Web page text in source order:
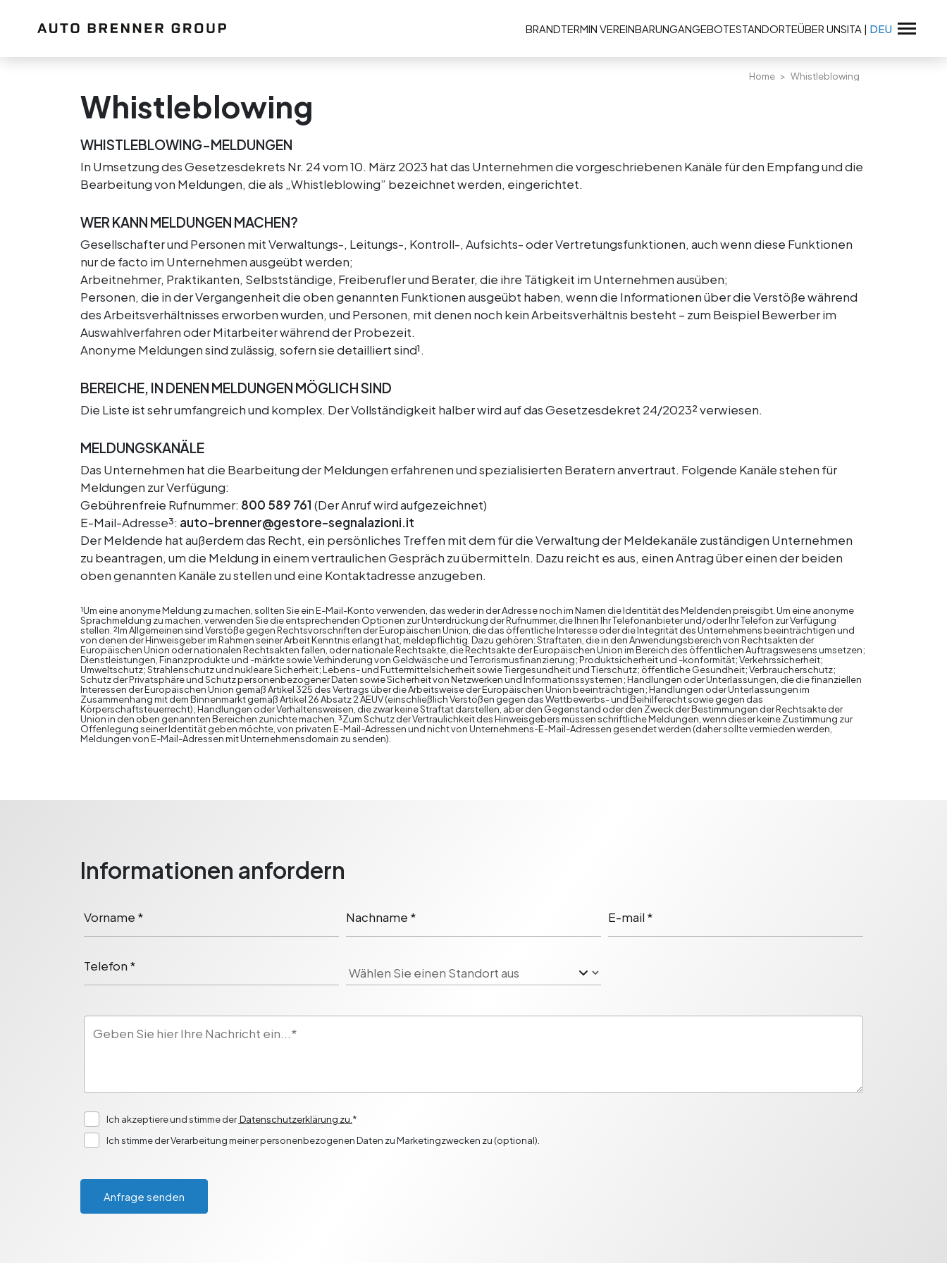
BRANDTERMIN VEREINBARUNGANGEBOTESTANDORTEÜBER UNSITA | DEU
Home Whistleblowing
Whistleblowing
WHISTLEBLOWING-MELDUNGEN
In Umsetzung des Gesetzesdekrets Nr. 24 vom 10. März 2023 hat das Unternehmen die vorgeschriebenen Kanäle für den Empfang und die
Bearbeitung von Meldungen, die als „Whistleblowing” bezeichnet werden, eingerichtet.
WER KANN MELDUNGEN MACHEN?
Gesellschafter und Personen mit Verwaltungs-, Leitungs-, Kontroll-, Aufsichts- oder Vertretungsfunktionen, auch wenn diese Funktionen
nur de facto im Unternehmen ausgeübt werden;
Arbeitnehmer, Praktikanten, Selbstständige, Freiberufler und Berater, die ihre Tätigkeit im Unternehmen ausüben;
Personen, die in der Vergangenheit die oben genannten Funktionen ausgeübt haben, wenn die Informationen über die Verstöße während
des Arbeitsverhältnisses erworben wurden, und Personen, mit denen noch kein Arbeitsverhältnis besteht – zum Beispiel Bewerber im
Auswahlverfahren oder Mitarbeiter während der Probezeit.
Anonyme Meldungen sind zulässig, sofern sie detailliert sind¹.
BEREICHE, IN DENEN MELDUNGEN MÖGLICH SIND
Die Liste ist sehr umfangreich und komplex. Der Vollständigkeit halber wird auf das Gesetzesdekret 24/2023² verwiesen.
MELDUNGSKANÄLE
Das Unternehmen hat die Bearbeitung der Meldungen erfahrenen und spezialisierten Beratern anvertraut. Folgende Kanäle stehen für
Meldungen zur Verfügung:
Gebührenfreie Rufnummer: 800 589 761 (Der Anruf wird aufgezeichnet)
E-Mail-Adresse³: auto-brenner@gestore-segnalazioni.it
Der Meldende hat außerdem das Recht, ein persönliches Treffen mit dem für die Verwaltung der Meldekanäle zuständigen Unternehmen
zu beantragen, um die Meldung in einem vertraulichen Gespräch zu übermitteln. Dazu reicht es aus, einen Antrag über einen der beiden
oben genannten Kanäle zu stellen und eine Kontaktadresse anzugeben.
¹Um eine anonyme Meldung zu machen, sollten Sie ein E-Mail-Konto verwenden, das weder in der Adresse noch im Namen die Identität des Meldenden preisgibt. Um eine anonyme
Sprachmeldung zu machen, verwenden Sie die entsprechenden Optionen zur Unterdrückung der Rufnummer, die Ihnen Ihr Telefonanbieter und/oder Ihr Telefon zur Verfügung
stellen. ²Im Allgemeinen sind Verstöße gegen Rechtsvorschriften der Europäischen Union, die das öffentliche Interesse oder die Integrität des Unternehmens beeinträchtigen und
von denen der Hinweisgeber im Rahmen seiner Arbeit Kenntnis erlangt hat, meldepflichtig. Dazu gehören: Straftaten, die in den Anwendungsbereich von Rechtsakten der
Europäischen Union oder nationalen Rechtsakten fallen, oder nationale Rechtsakte, die Rechtsakte der Europäischen Union im Bereich des öffentlichen Auftragswesens umsetzen;
Dienstleistungen, Finanzprodukte und -märkte sowie Verhinderung von Geldwäsche und Terrorismusfinanzierung; Produktsicherheit und -konformität; Verkehrssicherheit;
Umweltschutz; Strahlenschutz und nukleare Sicherheit; Lebens- und Futtermittelsicherheit sowie Tiergesundheit und Tierschutz; öffentliche Gesundheit; Verbraucherschutz;
Schutz der Privatsphäre und Schutz personenbezogener Daten sowie Sicherheit von Netzwerken und Informationssystemen; Handlungen oder Unterlassungen, die die finanziellen
Interessen der Europäischen Union gemäß Artikel 325 des Vertrags über die Arbeitsweise der Europäischen Union beeinträchtigen; Handlungen oder Unterlassungen im
Zusammenhang mit dem Binnenmarkt gemäß Artikel 26 Absatz 2 AEUV (einschließlich Verstößen gegen das Wettbewerbs- und Beihilferecht sowie gegen das
Körperschaftsteuerrecht); Handlungen oder Verhaltensweisen, die zwar keine Straftat darstellen, aber den Gegenstand oder den Zweck der Bestimmungen der Rechtsakte der
Union in den oben genannten Bereichen zunichte machen. ³Zum Schutz der Vertraulichkeit des Hinweisgebers müssen schriftliche Meldungen, wenn dieser keine Zustimmung zur
Offenlegung seiner Identität geben möchte, von privaten E-Mail-Adressen und nicht von Unternehmens-E-Mail-Adressen gesendet werden (daher sollte vermieden werden,
Meldungen von E-Mail-Adressen mit Unternehmensdomain zu senden).
Informationen anfordern
Vorname * Nachname * E-mail *
Telefon *
Ich akzeptiere und stimme derDatenschutzerklärung zu. *
Ich stimme der Verarbeitung meiner personenbezogenen Daten zu Marketingzwecken zu (optional).
Anfrage senden